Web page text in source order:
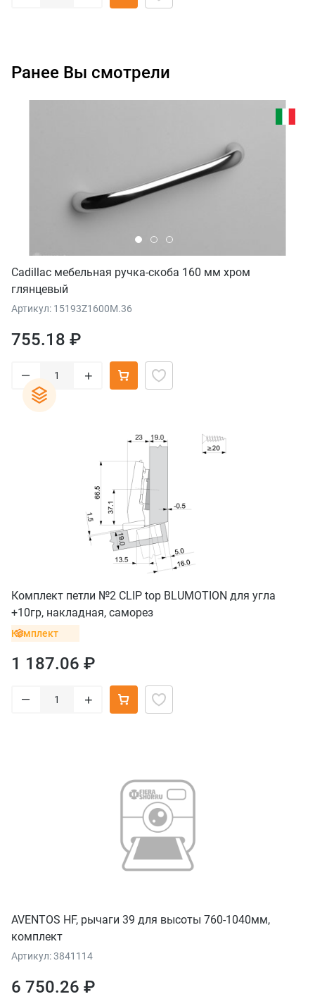
Ранее Вы смотрели
Cadillac мебельная ручка-скоба 160 мм хром
глянцевый
Артикул: 15193Z1600M.36
755.18 ₽
– +
Комплект петли №2 CLIP top BLUMOTION для угла
+10гр, накладная, саморез
Комплект
1 187.06 ₽
– +
AVENTOS HF, рычаги 39 для высоты 760-1040мм,
комплект
Артикул: 3841114
6 750.26 ₽